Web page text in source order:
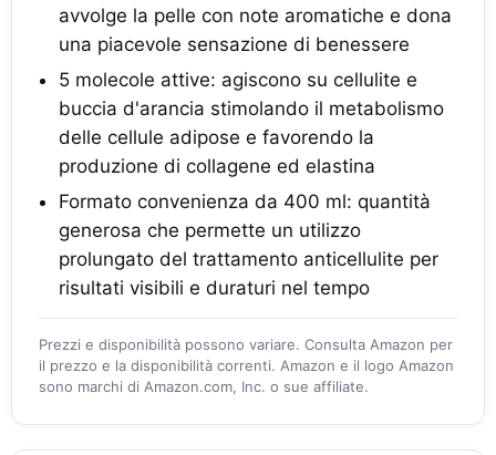
avvolge la pelle con note aromatiche e dona
una piacevole sensazione di benessere
5 molecole attive: agiscono su cellulite e
buccia d'arancia stimolando il metabolismo
delle cellule adipose e favorendo la
produzione di collagene ed elastina
Formato convenienza da 400 ml: quantità
generosa che permette un utilizzo
prolungato del trattamento anticellulite per
risultati visibili e duraturi nel tempo
Prezzi e disponibilità possono variare. Consulta Amazon per
il prezzo e la disponibilità correnti. Amazon e il logo Amazon
sono marchi di Amazon.com, Inc. o sue affiliate.